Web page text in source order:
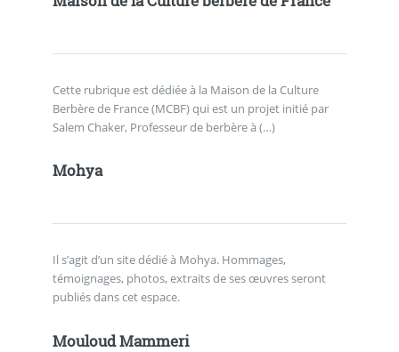
Cette rubrique est dédiée à la Maison de la Culture
Berbère de France (MCBF) qui est un projet initié par
Salem Chaker, Professeur de berbère à (…)
Mohya
Il s’agit d’un site dédié à Mohya. Hommages,
témoignages, photos, extraits de ses œuvres seront
publiés dans cet espace.
Mouloud Mammeri